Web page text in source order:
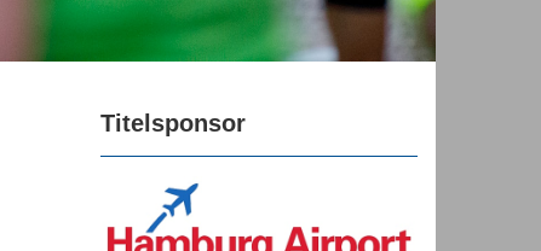
Titelsponsor